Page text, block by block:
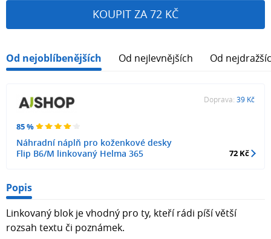
KOUPIT ZA 72 KČ
Od nejoblíbenějších Od nejlevnějších Od
85 %
Náhradní náplň pro koženkové desky
Flip B6/M linkovaný Helma 365
Doprava: 39 Kč
72 Kč
Popis
Linkovaný blok je vhodný pro ty, kteří rádi píší větší
rozsah textu či poznámek.